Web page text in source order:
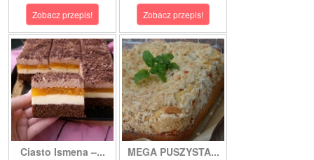
Zobacz przepis! Zobacz przepis!
Ciasto Ismena –... MEGA PUSZYSTA...